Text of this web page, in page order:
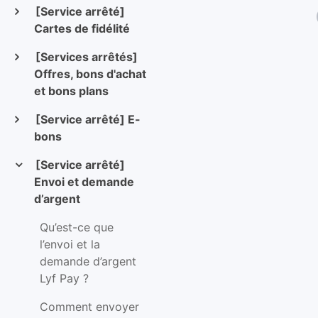
[Service arrêté]
Cartes de fidélité
[Services arrêtés]
Offres, bons d'achat
et bons plans
[Service arrêté] E-
bons
[Service arrêté]
Envoi et demande
d’argent
Qu’est-ce que
l’envoi et la
demande d’argent
Lyf Pay ?
Comment envoyer